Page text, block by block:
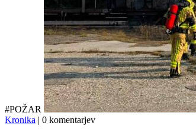
#POŽAR
Kronika | 0 komentarjev